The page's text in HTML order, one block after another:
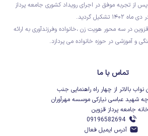
از تجربه موفق در اجرای رویداد کشوری جامعه پرداز
ماه ۱۴۰۲ تشکیل گردید.
در سه محور هویت زن ،خانواده وفرزندآوری به ارائه
و آموزشی در حوزه خانواده می پردازد.
تماس با ما
نواب بالاتر از چهار راه راهنمایی جنب
شهید عباسی نیارکی موسسه مهرآوران
جامعه پرداز قزوین
09196582694
آدرس ایمیل فعال